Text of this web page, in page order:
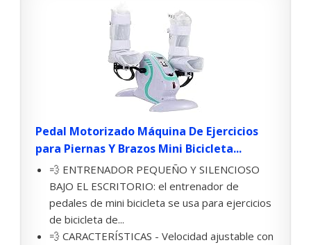
Pedal Motorizado Máquina De Ejercicios
para Piernas Y Brazos Mini Bicicleta...
💨 ENTRENADOR PEQUEÑO Y SILENCIOSO
BAJO EL ESCRITORIO: el entrenador de
pedales de mini bicicleta se usa para ejercicios
de bicicleta de...
💨 CARACTERÍSTICAS - Velocidad ajustable con